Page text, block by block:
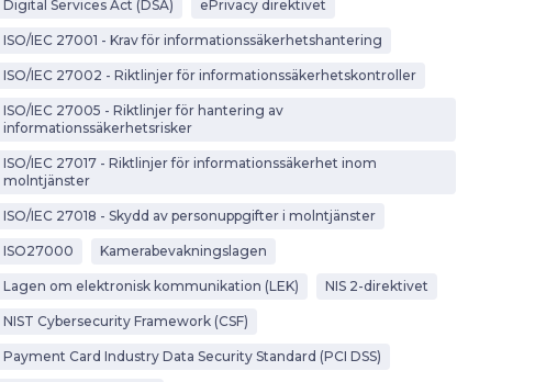
Digital Services Act (DSA) ePrivacy direktivet
ISO/IEC 27001 - Krav för informationssäkerhetshantering
ISO/IEC 27002 - Riktlinjer för informationssäkerhetskontroller
ISO/IEC 27005 - Riktlinjer för hantering av
informationssäkerhetsrisker
ISO/IEC 27017 - Riktlinjer för informationssäkerhet inom
molntjänster
ISO/IEC 27018 - Skydd av personuppgifter i molntjänster
ISO27000 Kamerabevakningslagen
Lagen om elektronisk kommunikation (LEK) NIS 2-direktivet
NIST Cybersecurity Framework (CSF)
Payment Card Industry Data Security Standard (PCI DSS)